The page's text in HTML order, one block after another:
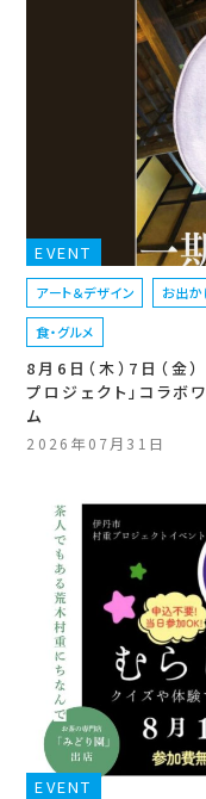
EVENT
アート＆デザイン お出か
食・グルメ
8月6日（木）7日（
プロジェクト」コラボ
ム
2026年07月31日
EVENT